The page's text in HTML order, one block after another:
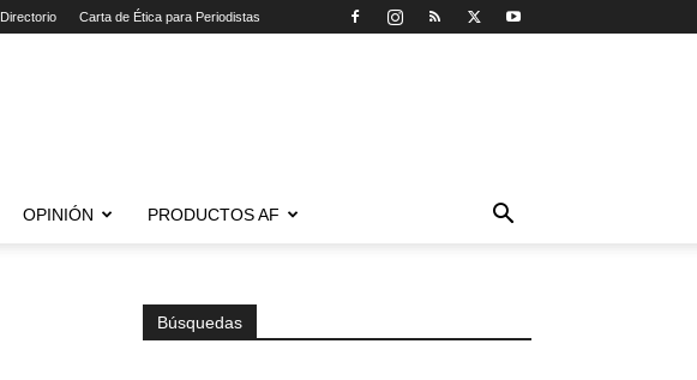
Directorio Carta de Ética para Periodistas
OPINIÓN PRODUCTOS AF
Búsquedas